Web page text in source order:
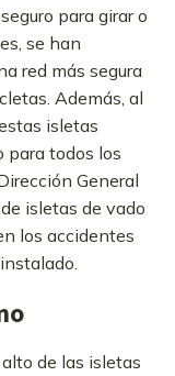
para girar o
se han
red más segura
Además, al
isletas
para todos los
General
isletas de vado
los accidentes
de las isletas